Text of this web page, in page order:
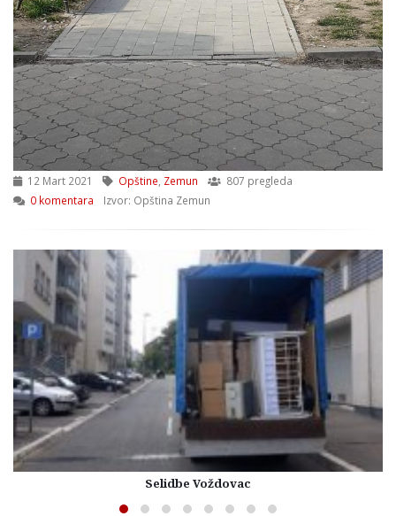
12 Mart 2021 Opštine, Zemun
807 pregleda
0 komentara
Izvor: Opština Zemun
Selidbe Voždovac